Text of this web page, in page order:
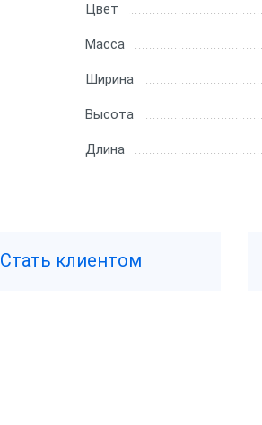
Цвет
Масса
Ширина
Высота
Длина
Стать клиентом